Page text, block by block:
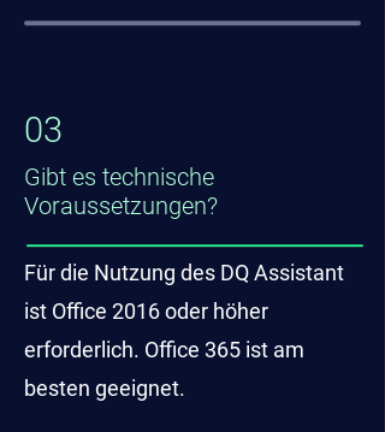
03
Gibt es technische
Voraussetzungen?
Für die Nutzung des DQ Assistant
ist Office 2016 oder höher
erforderlich. Office 365 ist am
besten geeignet.